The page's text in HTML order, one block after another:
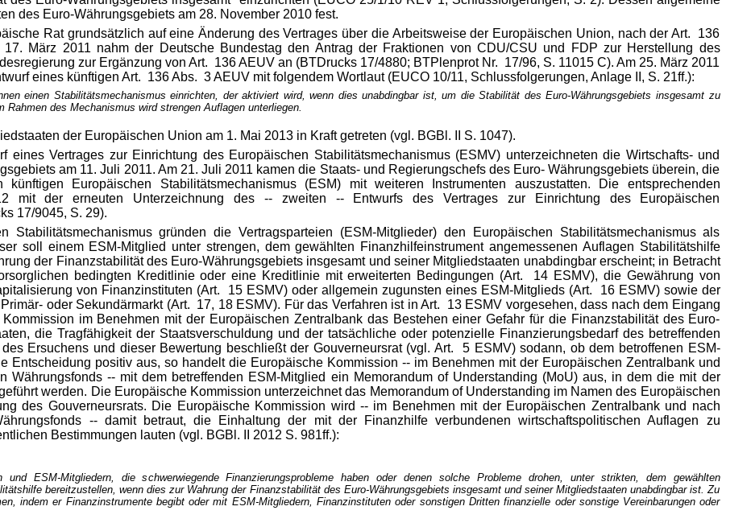
des Euro-Währungsgebiets am 28. November 2010 fest.
Rat grundsätzlich auf eine Änderung des Vertrages über die Arbeitsweise der Europäischen Union, nach der Art. 136
März 2011 nahm der Deutsche Bundestag den Antrag der Fraktionen von CDU/CSU und FDP zur Herstellung des
zur Ergänzung von Art. 136 AEUV an (BTDrucks 17/4880; BTPlenprot Nr. 17/96, S. 11015 C). Am 25. März 2011
eines künftigen Art. 136 Abs. 3 AEUV mit folgendem Wortlaut (EUCO 10/11, Schlussfolgerungen, Anlage II, S. 21ff.):
einen Stabilitätsmechanismus einrichten, der aktiviert wird, wenn dies unabdingbar ist, um die Stabilität des Euro-Währungsgebiets insgesamt zu
des Mechanismus wird strengen Auflagen unterliegen.
der Europäischen Union am 1. Mai 2013 in Kraft getreten (vgl. BGBl. II S. 1047).
Vertrages zur Einrichtung des Europäischen Stabilitätsmechanismus (ESMV) unterzeichneten die Wirtschafts- und
am 11. Juli 2011. Am 21. Juli 2011 kamen die Staats- und Regierungschefs des Euro- Währungsgebiets überein, die
künftigen Europäischen Stabilitätsmechanismus (ESM) mit weiteren Instrumenten auszustatten. Die entsprechenden
mit der erneuten Unterzeichnung des -- zweiten -- Entwurfs des Vertrages zur Einrichtung des Europäischen
17/9045, S. 29).
gründen die Vertragsparteien (ESM-Mitglieder) den Europäischen Stabilitätsmechanismus als
soll einem ESM-Mitglied unter strengen, dem gewählten Finanzhilfeinstrument angemessenen Auflagen Stabilitätshilfe
der Finanzstabilität des Euro-Währungsgebiets insgesamt und seiner Mitgliedstaaten unabdingbar erscheint; in Betracht
bedingten Kreditlinie oder eine Kreditlinie mit erweiterten Bedingungen (Art. 14 ESMV), die Gewährung von
von Finanzinstituten (Art. 15 ESMV) oder allgemein zugunsten eines ESM-Mitglieds (Art. 16 ESMV) sowie der
oder Sekundärmarkt (Art. 17, 18 ESMV). Für das Verfahren ist in Art. 13 ESMV vorgesehen, dass nach dem Eingang
im Benehmen mit der Europäischen Zentralbank das Bestehen einer Gefahr für die Finanzstabilität des Euro-
die Tragfähigkeit der Staatsverschuldung und der tatsächliche oder potenzielle Finanzierungsbedarf des betreffenden
Ersuchens und dieser Bewertung beschließt der Gouverneursrat (vgl. Art. 5 ESMV) sodann, ob dem betroffenen ESM-
Entscheidung positiv aus, so handelt die Europäische Kommission -- im Benehmen mit der Europäischen Zentralbank und
Währungsfonds -- mit dem betreffenden ESM-Mitglied ein Memorandum of Understanding (MoU) aus, in dem die mit der
werden. Die Europäische Kommission unterzeichnet das Memorandum of Understanding im Namen des Europäischen
des Gouverneursrats. Die Europäische Kommission wird -- im Benehmen mit der Europäischen Zentralbank und nach
-- damit betraut, die Einhaltung der mit der Finanzhilfe verbundenen wirtschaftspolitischen Auflagen zu
Bestimmungen lauten (vgl. BGBl. II 2012 S. 981ff.):
ESM-Mitgliedern, die schwerwiegende Finanzierungsprobleme haben oder denen solche Probleme drohen, unter strikten, dem gewählten
bereitzustellen, wenn dies zur Wahrung der Finanzstabilität des Euro-Währungsgebiets insgesamt und seiner Mitgliedstaaten unabdingbar ist. Zu
indem er Finanzinstrumente begibt oder mit ESM-Mitgliedern, Finanzinstituten oder sonstigen Dritten finanzielle oder sonstige Vereinbarungen oder